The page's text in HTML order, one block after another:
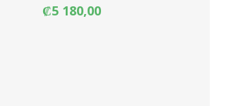
₡5 180,00